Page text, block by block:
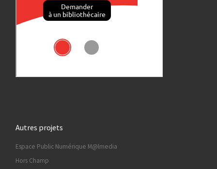
Autres projets
Espace Public Numérique M@lmedia
Hors Champ